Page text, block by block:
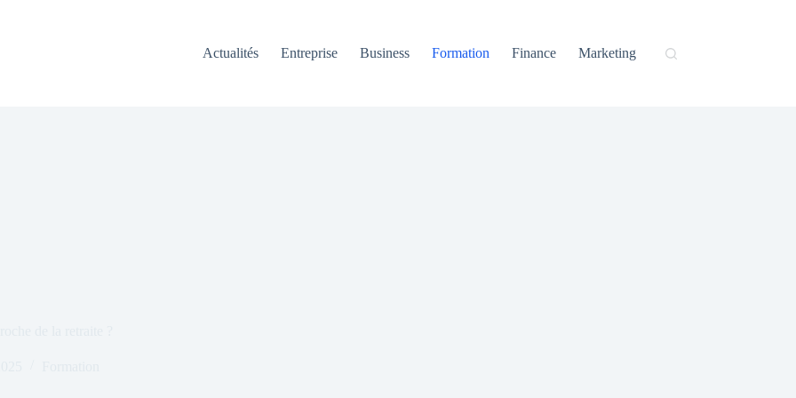
Actualités
Entreprise Business Formation Finance Marketing